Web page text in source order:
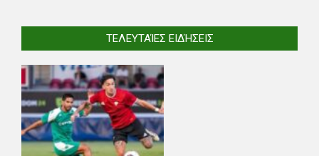
ΤΕΛΕΥΤΑΊΕΣ ΕΙΔΉΣΕΙΣ